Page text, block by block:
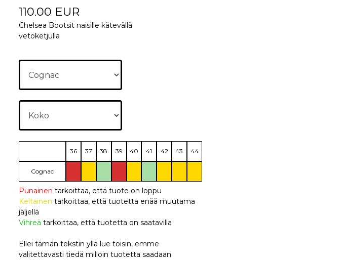
110.00 EUR
Chelsea Bootsit naisille kätevällä
vetoketjulla
36 37 38 39 40 41 42 43 44
Cognac
Punainen tarkoittaa, että tuote on loppu
Keltainen tarkoittaa, että tuotetta enää muutama
jäljellä
Vihreä tarkoittaa, että tuotetta on saatavilla
Ellei tämän tekstin yllä lue toisin, emme
valitettavasti tiedä milloin tuotetta saadaan